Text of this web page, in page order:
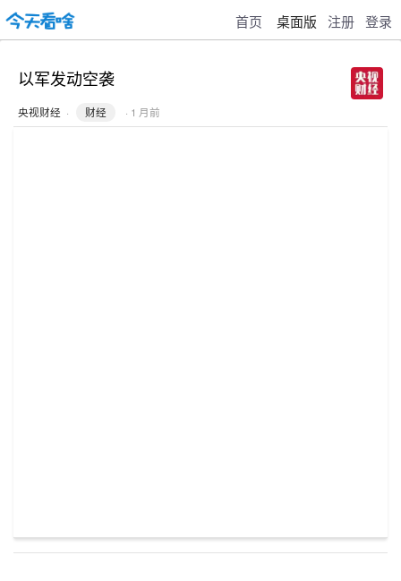
首页 桌面版 注册 登录
以军发动空袭
央视财经 · 财经 · 1 月前